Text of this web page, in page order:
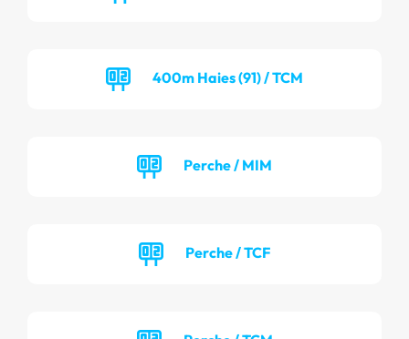
400m Haies (91) / TCM
Perche / MIM
Perche / TCF